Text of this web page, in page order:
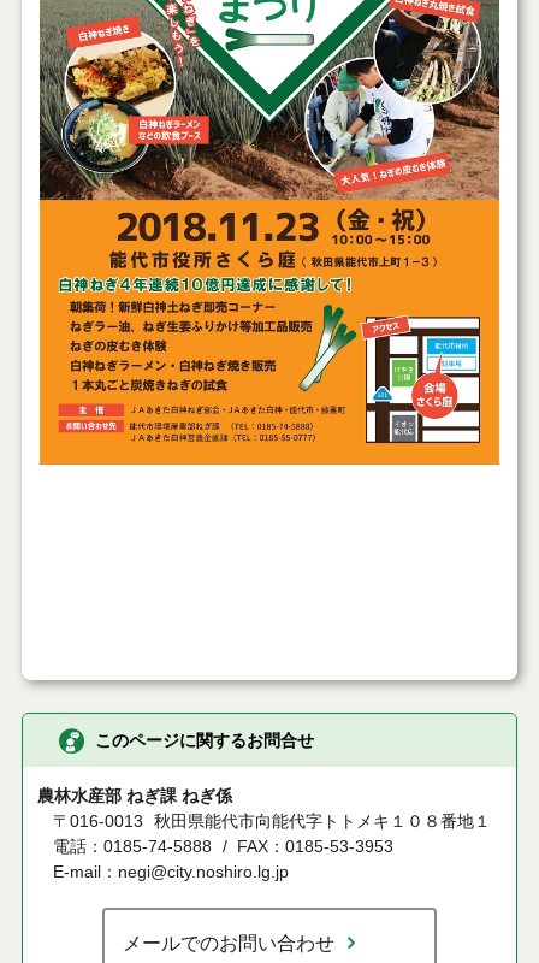
このページに関するお問合せ
農林水産部 ねぎ課 ねぎ係
〒016-0013
秋田県能代市向能代字トトメキ１０８番地１
電話：0185-74-5888
FAX：0185-53-3953
E-mail：negi@city.noshiro.lg.jp
メールでのお問い合わせ